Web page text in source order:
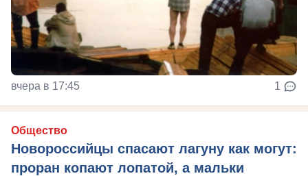
вчера в 17:45 1
Общество
Новороссийцы спасают лагуну как могут:
проран копают лопатой, а мальки